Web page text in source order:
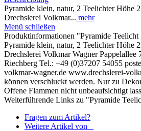
Pyramide klein, natur, 2 Teelichter Höhe
Drechslerei Volkmar... mehr
Menü schließen
Produktinformationen "Pyramide Teelicht
Pyramide klein, natur, 2 Teelichter Höhe
Drechslerei Volkmar Wagner
Riechberg Tel.: +49 (0)37207 54055
volkmar-wagner.de www.drechslerei-
können verschluckt werden. Nur zu
Offene Flammen nicht unbeaufsichtigt
Weiterführende Links zu "Pyramide
Fragen zum Artikel?
Weitere Artikel von _